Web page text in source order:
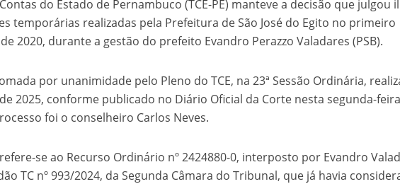
do Estado de Pernambuco (TCE-PE) manteve a decisão que julgou
temporárias realizadas pela Prefeitura de São José do Egito no primeiro
2020, durante a gestão do prefeito Evandro Perazzo Valadares (PSB).
por unanimidade pelo Pleno do TCE, na 23ª Sessão Ordinária,
2025, conforme publicado no Diário Oficial da Corte nesta segunda-
foi o conselheiro Carlos Neves.
se ao Recurso Ordinário nº 2424880-0, interposto por Evandro
TC nº 993/2024, da Segunda Câmara do Tribunal, que já havia